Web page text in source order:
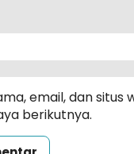
email, dan
berikutnya.